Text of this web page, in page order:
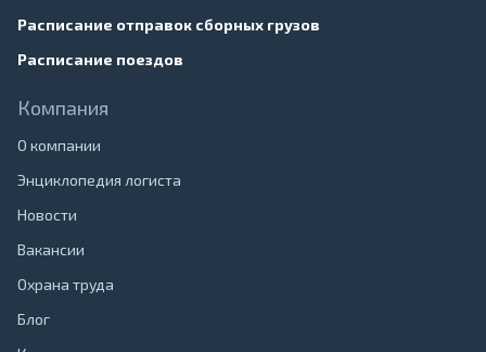
Расписание отправок сборных грузов
Расписание поездов
Компания
О компании
Энциклопедия логиста
Новости
Вакансии
Охрана труда
Блог